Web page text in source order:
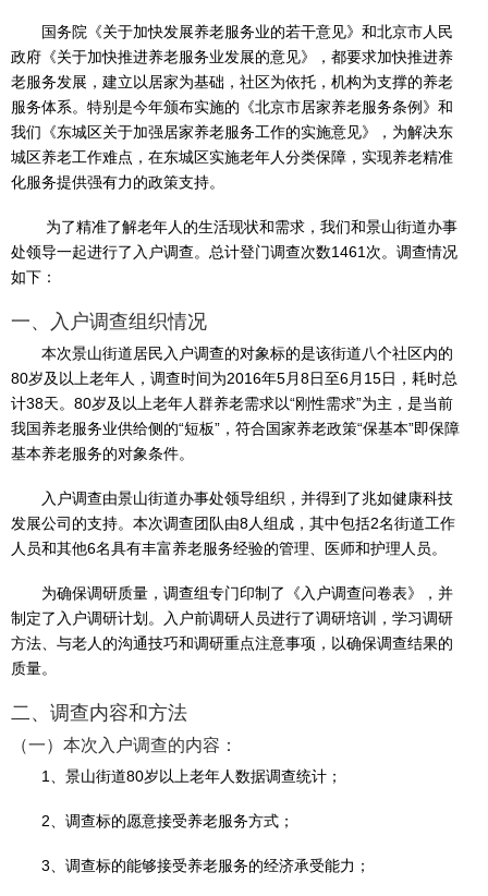
国务院《关于加快发展养老服务业的若干意见》和北京市人民
政府《关于加快推进养老服务业发展的意见》，都要求加快推进养
老服务发展，建立以居家为基础，社区为依托，机构为支撑的养老
服务体系。特别是今年颁布实施的《北京市居家养老服务条例》和
我们《东城区关于加强居家养老服务工作的实施意见》，为解决东
城区养老工作难点，在东城区实施老年人分类保障，实现养老精准
化服务提供强有力的政策支持。
为了精准了解老年人的生活现状和需求，我们和景山街道办事
处领导一起进行了入户调查。总计登门调查次数1461次。调查情况
如下：
一、入户调查组织情况
​本次景山街道居民入户调查的对象标的是该街道八个社区内的
80岁及以上老年人，调查时间为2016年5月8日至6月15日，耗时总
计38天。80岁及以上老年人群养老需求以“刚性需求”为主，是当前
我国养老服务业供给侧的“短板”，符合国家养老政策“保基本”即保障
基本养老服务的对象条件。
​入户调查由景山街道办事处领导组织，并得到了兆如健康科技
发展公司的支持。本次调查团队由8人组成，其中包括2名街道工作
人员和其他6名具有丰富养老服务经验的管理、医师和护理人员。
为确保调研质量，调查组专门印制了《入户调查问卷表》，并
制定了入户调研计划。入户前调研人员进行了调研培训，学习调研
方法、与老人的沟通技巧和调研重点注意事项，以确保调查结果的
质量。
二、调查内容和方法
（一）本次入户调查的内容：
​1、景山街道80岁以上老年人数据调查统计；
​2、调查标的愿意接受养老服务方式；
​3、调查标的能够接受养老服务的经济承受能力；